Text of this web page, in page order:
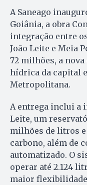
A Saneago
Goiânia, a obra
integração entre
João Leite e Meia
72 milhões, a
hídrica da capital
Metropolitana.
A entrega inclui a
Leite, um
milhões de litros e
carbono, além de
automatizado. O
operar até 2.124
maior